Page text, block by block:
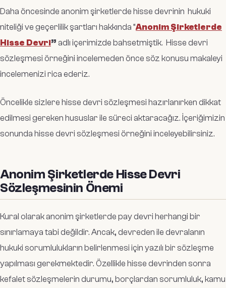
Daha öncesinde anonim şirketlerde hisse devrinin hukuki
niteliği ve geçerlilik şartları hakkında “Anonim Şirketlerde
Hisse Devri” adlı içerimizde bahsetmiştik. Hisse devri
sözleşmesi örneğini incelemeden önce söz konusu makaleyi
incelemenizi rica ederiz.
Öncelikle sizlere hisse devri sözleşmesi hazırlanırken dikkat
edilmesi gereken hususlar ile süreci aktaracağız. İçeriğimizin
sonunda hisse devri sözleşmesi örneğini inceleyebilirsiniz.
Anonim Şirketlerde Hisse Devri
Sözleşmesinin Önemi
Kural olarak anonim şirketlerde pay devri herhangi bir
sınırlamaya tabi değildir. Ancak, devreden ile devralanın
hukuki sorumlulukların belirlenmesi için yazılı bir sözleşme
yapılması gerekmektedir. Özellikle hisse devrinden sonra
kefalet sözleşmelerin durumu, borçlardan sorumluluk, kamu